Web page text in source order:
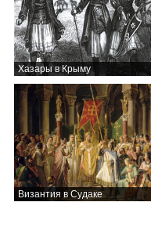
Хазары в Крыму
Византия в Судаке